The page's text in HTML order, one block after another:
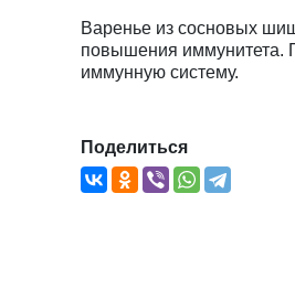
Варенье из сосновых
повышения иммунитета.
иммунную систему.
Поделиться